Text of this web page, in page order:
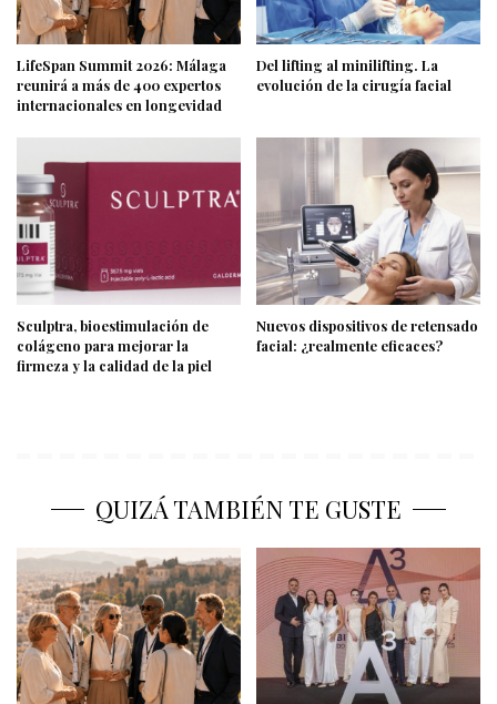
LifeSpan Summit 2026: Málaga
reunirá a más de 400 expertos
internacionales en longevidad
Del lifting al minilifting. La
evolución de la cirugía facial
Sculptra, bioestimulación de
colágeno para mejorar la
firmeza y la calidad de la piel
Nuevos dispositivos de retensado
facial: ¿realmente eficaces?
QUIZÁ TAMBIÉN TE GUSTE